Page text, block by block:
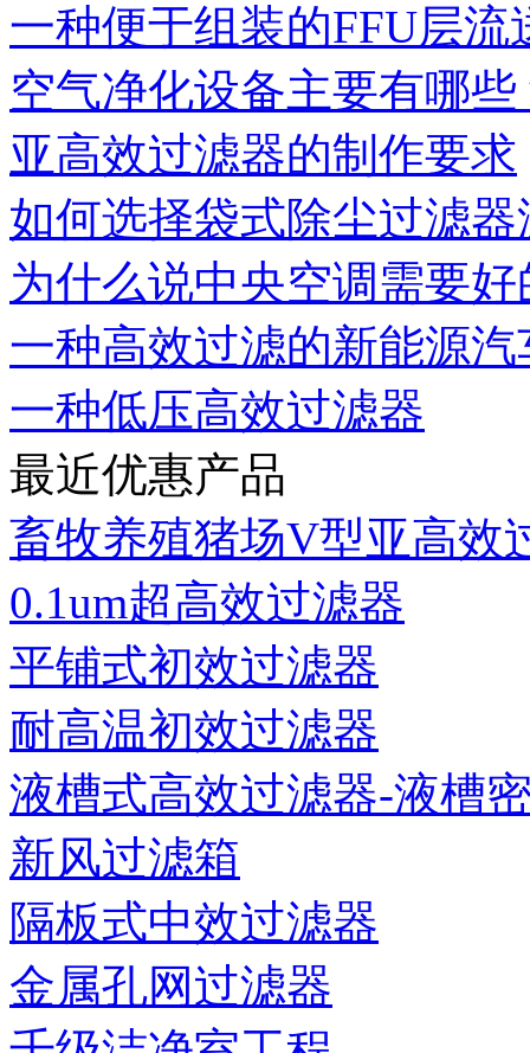
一种便于组装的FFU层流
空气净化设备主要有哪些
亚高效过滤器的制作要求
如何选择袋式除尘过滤器
为什么说中央空调需要
一种高效过滤的新能源
一种低压高效过滤器
最近优惠产品
畜牧养殖猪场V型亚高效
0.1um超高效过滤器
平铺式初效过滤器
耐高温初效过滤器
液槽式高效过滤器-液槽
新风过滤箱
隔板式中效过滤器
金属孔网过滤器